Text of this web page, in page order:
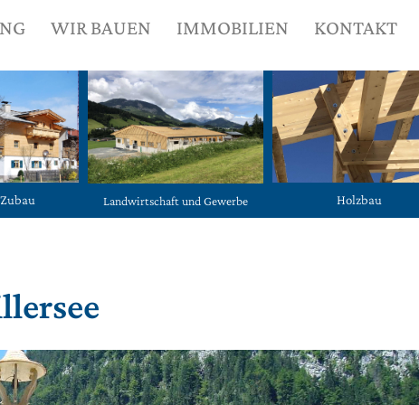
WIR BAUEN IMMOBILIEN KONTAKT
Landwirtschaft und Gewerbe Holzbau